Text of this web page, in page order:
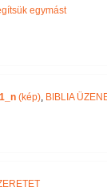
egymást
(kép), BIBLIA